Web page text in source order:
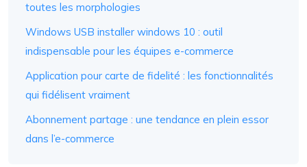
toutes les morphologies
Windows USB installer windows 10 : outil
indispensable pour les équipes e-commerce
Application pour carte de fidelité : les fonctionnalités
qui fidélisent vraiment
Abonnement partage : une tendance en plein essor
dans l’e-commerce